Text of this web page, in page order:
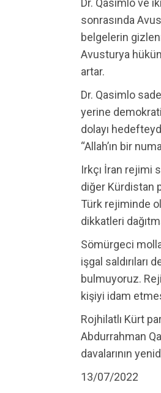
Dr. Qasımlo ve
sonrasında
belgelerin
Avusturya
artar.
Dr. Qasimlo
yerine
dolayı
“Allah’ın bir
Irkçı İran rejimi
diğer Kürdistan
Türk rejiminde
dikkatleri
Sömürgeci
işgal saldırıları
bulmuyoruz.
kişiyi idam
Rojhilatlı Kürt
Abdurrahman
davalarının
13/07/2022